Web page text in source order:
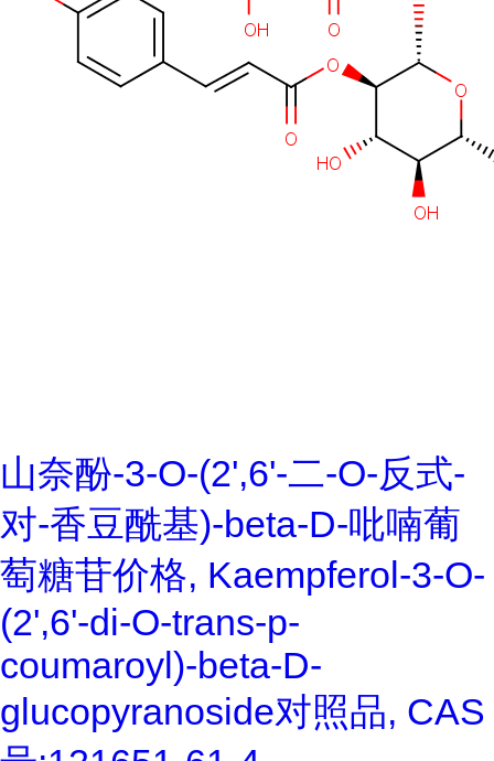
山奈酚-3-O-(2',6'-二-O-反式-
对-香豆酰基)-beta-D-吡喃葡
萄糖苷价格, Kaempferol-3-O-
(2',6'-di-O-trans-p-
coumaroyl)-beta-D-
glucopyranoside对照品, CAS